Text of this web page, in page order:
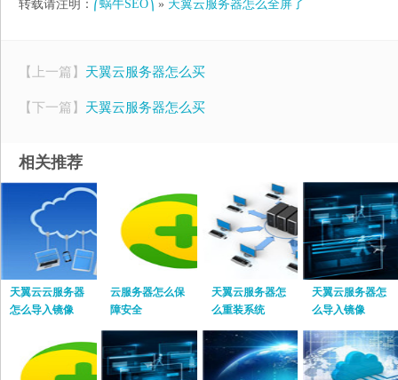
转载请注明： ⎛蜗牛SEO⎞ » 天翼云服务器怎么全屏了
【上一篇】 天翼云服务器怎么买
【下一篇】 天翼云服务器怎么买
相关推荐
天翼云云服务器
怎么导入镜像
云服务器怎么保
障安全
天翼云服务器怎
么重装系统
天翼云服务器怎
么导入镜像